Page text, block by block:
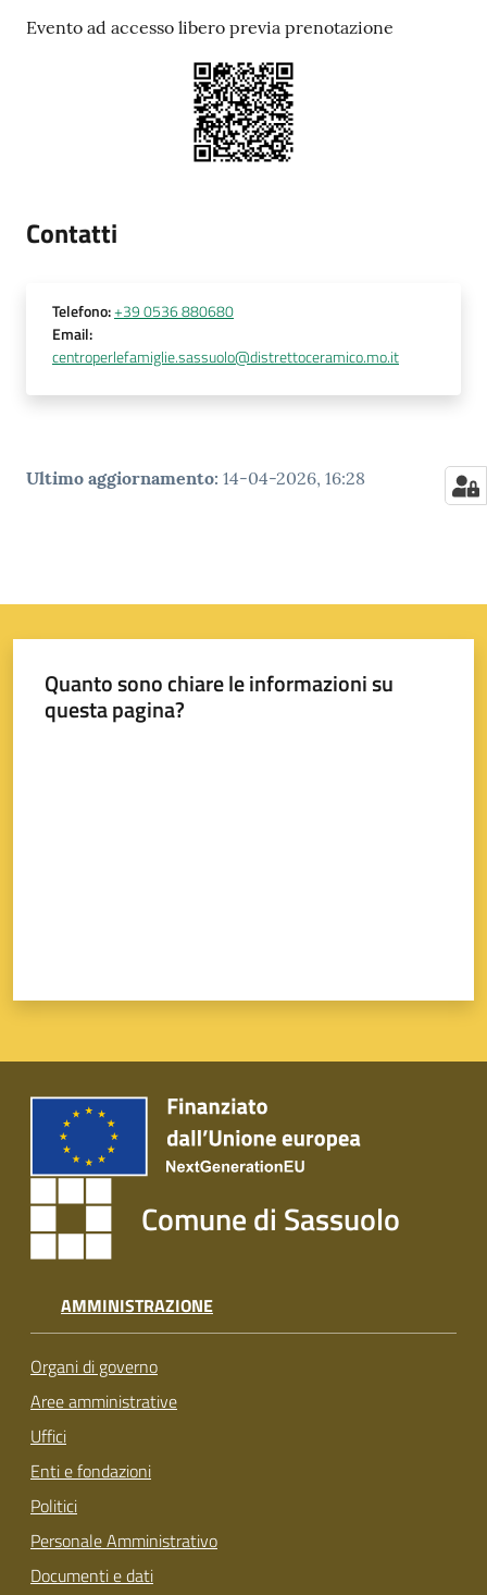
Evento ad accesso libero previa prenotazione
Contatti
Telefono:+39 0536 880680
Email:
centroperlefamiglie.sassuolo@distrettoceramico.mo.it
Ultimo aggiornamento: 14-04-2026, 16:28
Quanto sono chiare le informazioni su
questa pagina?
Comune di Sassuolo
AMMINISTRAZIONE
Organi di governo
Aree amministrative
Uffici
Enti e fondazioni
Politici
Personale Amministrativo
Documenti e dati